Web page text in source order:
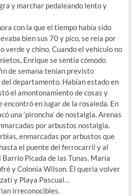
y marchar pedaleando lento y
con la que el tiempo había sido
bien sus 70 y pico, se reía por
verde y chino. Cuando el vehículo no
Enrique se sentía cómodo
de semana tenían previsto
departamento. Habían estado en
el amontonamiento de cosas y
encontró en lugar de la rosaleda. En
una ‘pironcha’ de nostalgia. Arenas
por arbustos nostalgia.
enmarcadas por arbustos que
el puente del ferrocarril y al
Picada de las Tunas. María
y Colonia Wilson. Él quería volver
y Playa Pascual…
irreconocibles.